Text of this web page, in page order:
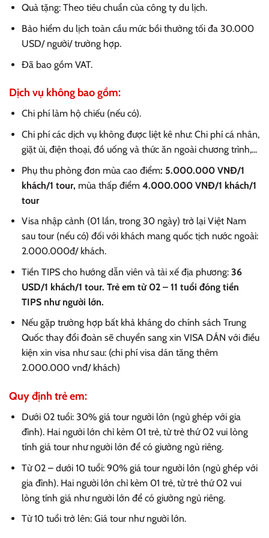
Quà tặng: Theo tiêu chuẩn của công ty du lịch.
Bảo hiểm du lịch toàn cầu mức bồi thường tối đa 30.000
USD/ người/ trường hợp.
Đã bao gồm VAT.
Dịch vụ không bao gồm:
Chi phí làm hộ chiếu (nếu có).
Chi phí các dịch vụ không được liệt kê như: Chi phí cá nhân,
giặt ủi, điện thoại, đồ uống và thức ăn ngoài chương trình,...
Phụ thu phòng đơn mùa cao điểm: 5.000.000 VNĐ/1
khách/1 tour, mùa thấp điểm 4.000.000 VNĐ/1 khách/1
tour
Visa nhập cảnh (01 lần, trong 30 ngày) trở lại Việt Nam
sau tour (nếu có) đối với khách mang quốc tịch nước ngoài:
2.000.000đ/ khách.
Tiền TIPS cho hướng dẫn viên và tài xế địa phương: 36
USD/1 khách/1 tour. Trẻ em từ 02 – 11 tuổi đóng tiền
TIPS như người lớn.
Nếu gặp trường hợp bất khả kháng do chính sách Trung
Quốc thay đổi đoàn sẽ chuyển sang xin VISA DÁN với điều
kiện xin visa như sau: (chi phí visa dán tăng thêm
2.000.000 vnđ/ khách)
Quy định trẻ em:
Dưới 02 tuổi: 30% giá tour người lớn (ngủ ghép với gia
đình). Hai người lớn chỉ kèm 01 trẻ, từ trẻ thứ 02 vui lòng
tính giá tour như người lớn để có giường ngủ riêng.
Từ 02 – dưới 10 tuổi: 90% giá tour người lớn (ngủ ghép với
gia đình). Hai người lớn chỉ kèm 01 trẻ, từ trẻ thứ 02 vui
lòng tính giá như người lớn để có giường ngủ riêng.
Từ 10 tuổi trở lên: Giá tour như người lớn.